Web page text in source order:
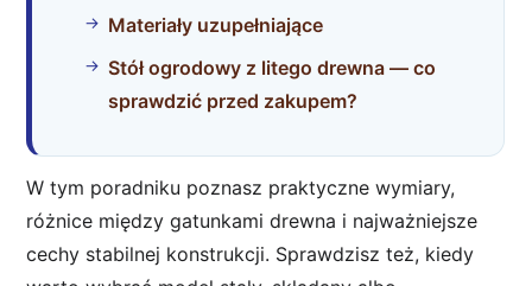
Materiały uzupełniające
Stół ogrodowy z litego drewna — co
sprawdzić przed zakupem?
W tym poradniku poznasz praktyczne wymiary,
różnice między gatunkami drewna i najważniejsze
cechy stabilnej konstrukcji. Sprawdzisz też, kiedy